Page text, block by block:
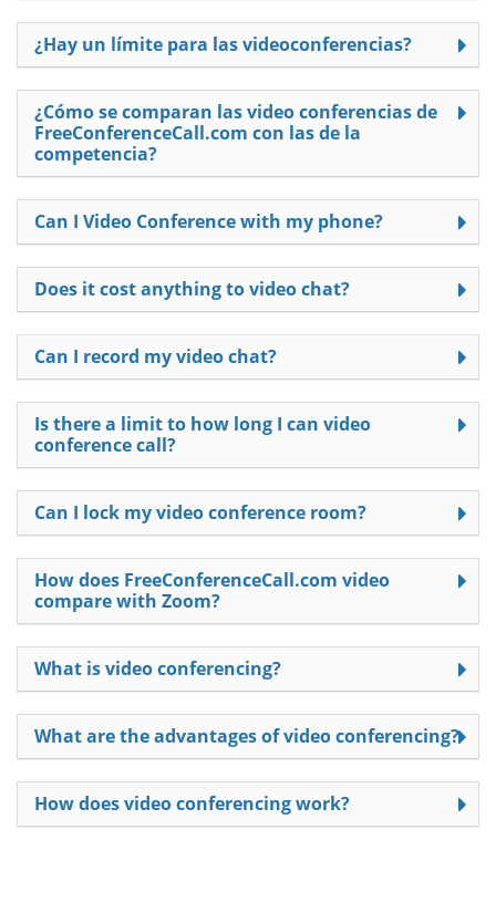
¿Hay un límite para las videoconferencias?
¿Cómo se comparan las video conferencias de
FreeConferenceCall.com con las de la
competencia?
Can I Video Conference with my phone?
Does it cost anything to video chat?
Can I record my video chat?
Is there a limit to how long I can video
conference call?
Can I lock my video conference room?
How does FreeConferenceCall.com video
compare with Zoom?
What is video conferencing?
What are the advantages of video conferencing?
How does video conferencing work?